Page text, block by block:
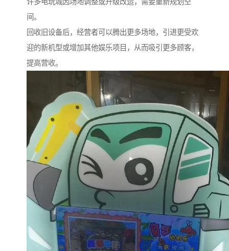
许多电玩城因场地调整或升级改造，需要重新规划空
间。
回收旧设备后，经营者可以腾出更多场地，引进更受欢
迎的新机型或增加其他娱乐项目，从而吸引更多顾客，
提高营收。